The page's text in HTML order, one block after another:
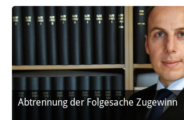
Abtrennung der Folgesache Zugewinn